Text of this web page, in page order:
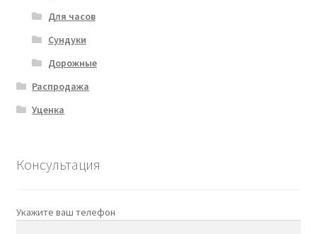
Для часов
Сундуки
Дорожные
Распродажа
Уценка
Консультация
Укажите ваш телефон